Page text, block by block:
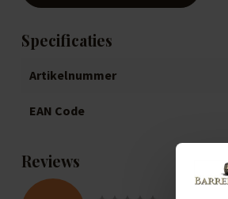
Specificaties
Artikelnummer
EAN Code
Reviews